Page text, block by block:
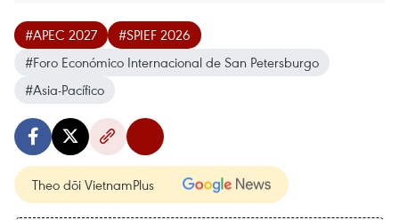
#APEC 2027
#SPIEF 2026
#Foro Económico Internacional de San Petersburgo
#Asia-Pacífico
Theo dõi VietnamPlus